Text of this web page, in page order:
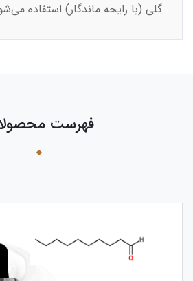
گلی (با رایحه ماندگار) استفاده
فهرست